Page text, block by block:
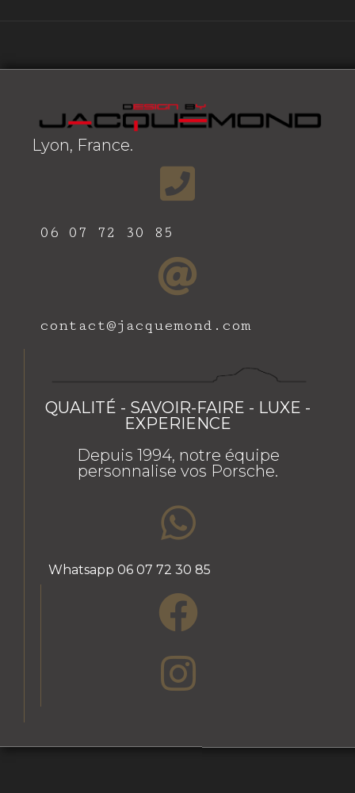
Lyon, France.
06 07 72 30 85
contact@jacquemond.com
QUALITÉ - SAVOIR-FAIRE - LUXE -
EXPERIENCE
Depuis 1994, notre équipe
personnalise vos Porsche.
Whatsapp 06 07 72 30 85